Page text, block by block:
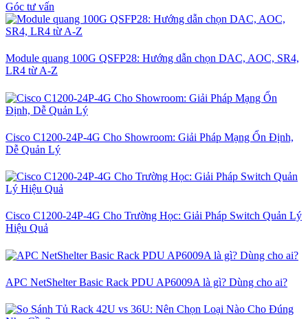
Góc tư vấn
Module quang 100G QSFP28: Hướng dẫn chọn DAC, AOC, SR4,
LR4 từ A-Z
Cisco C1200-24P-4G Cho Showroom: Giải Pháp Mạng Ổn Định,
Dễ Quản Lý
Cisco C1200-24P-4G Cho Trường Học: Giải Pháp Switch Quản Lý
Hiệu Quả
APC NetShelter Basic Rack PDU AP6009A là gì? Dùng cho ai?